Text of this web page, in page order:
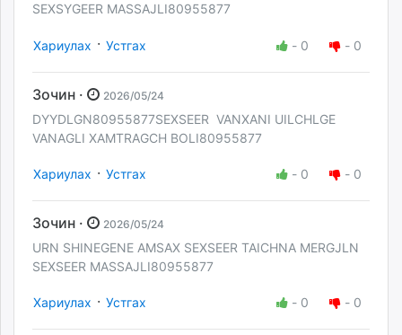
SEXSYGEER MASSAJLI80955877
Хариулах · Устгах - 0 - 0
Зочин · 2026/05/24
DYYDLGN80955877SEXSEER VANXANI UILCHLGE
VANAGLI XAMTRAGCH BOLI80955877
Хариулах · Устгах - 0 - 0
Зочин · 2026/05/24
URN SHINEGENE AMSAX SEXSEER TAICHNA MERGJLN
SEXSEER MASSAJLI80955877
Хариулах · Устгах - 0 - 0